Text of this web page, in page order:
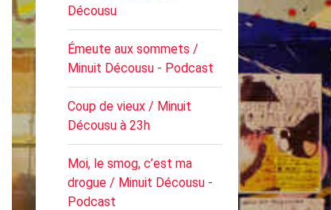
Décousu
Émeute aux sommets /
Minuit Décousu - Podcast
Coup de vieux / Minuit
Décousu à 23h
Moi, le smog, c’est ma
drogue / Minuit Décousu -
Podcast